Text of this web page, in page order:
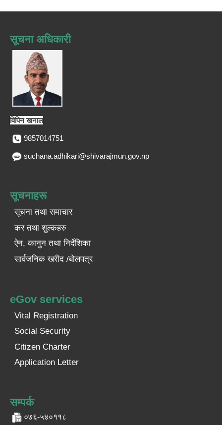
सूचना अधिकारी
विपिन खनाल
9857014751
suchana.adhikari@shivarajmun.gov.np
सूचनाहरू
सूचना तथा समाचार
कर तथा शुल्कहरु
ऐन, कानुन तथा निर्देशिका
सार्वजनिक खरीद /बोलपत्र
eGov services
Vital Registration
Social Security
Citizen Charter
Application Letter
सम्पर्क
०७६-५४०११८